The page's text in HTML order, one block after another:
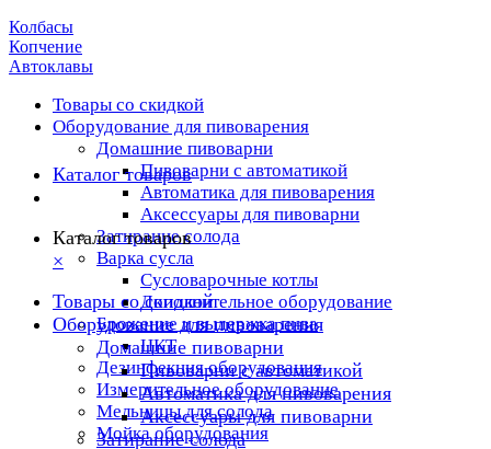
Колбасы
Копчение
Автоклавы
Товары со скидкой
Оборудование для пивоварения
Домашние пивоварни
Пивоварни с автоматикой
Автоматика для пивоварения
Аксессуары для пивоварни
Затирание солода
Варка сусла
Cусловарочные котлы
Дополнительное оборудование
Брожение и выдержка пива
ЦКТ
Дезинфекция оборудования
Измерительное оборудование
Мельницы для солода
Мойка оборудования
Каталог товаров
Каталог товаров
×
Товары со скидкой
Оборудование для пивоварения
Домашние пивоварни
Пивоварни с автоматикой
Автоматика для пивоварения
Аксессуары для пивоварни
Затирание солода